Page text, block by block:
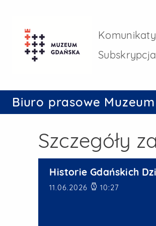
ReferatMenu
Komunikaty
Subskrypcja
Biuro prasowe
Szczegóły
Historie Gdańskich
Data publikacji
11.06.2026 10:27